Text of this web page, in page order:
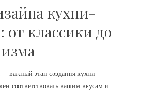
кухни-
от классики до
– важный этап создания кухни-
соответствовать вашим вкусам и